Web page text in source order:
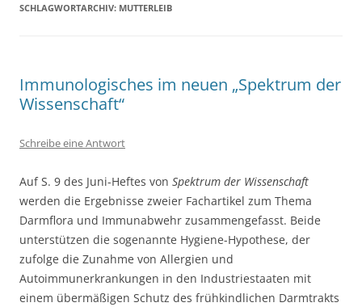
SCHLAGWORTARCHIV: MUTTERLEIB
Immunologisches im neuen „Spektrum der
Wissenschaft“
Schreibe eine Antwort
Auf S. 9 des Juni-Heftes von Spektrum der Wissenschaft
werden die Ergebnisse zweier Fachartikel zum Thema
Darmflora und Immunabwehr zusammengefasst. Beide
unterstützen die sogenannte Hygiene-Hypothese, der
zufolge die Zunahme von Allergien und
Autoimmunerkrankungen in den Industriestaaten mit
einem übermäßigen Schutz des frühkindlichen Darmtrakts